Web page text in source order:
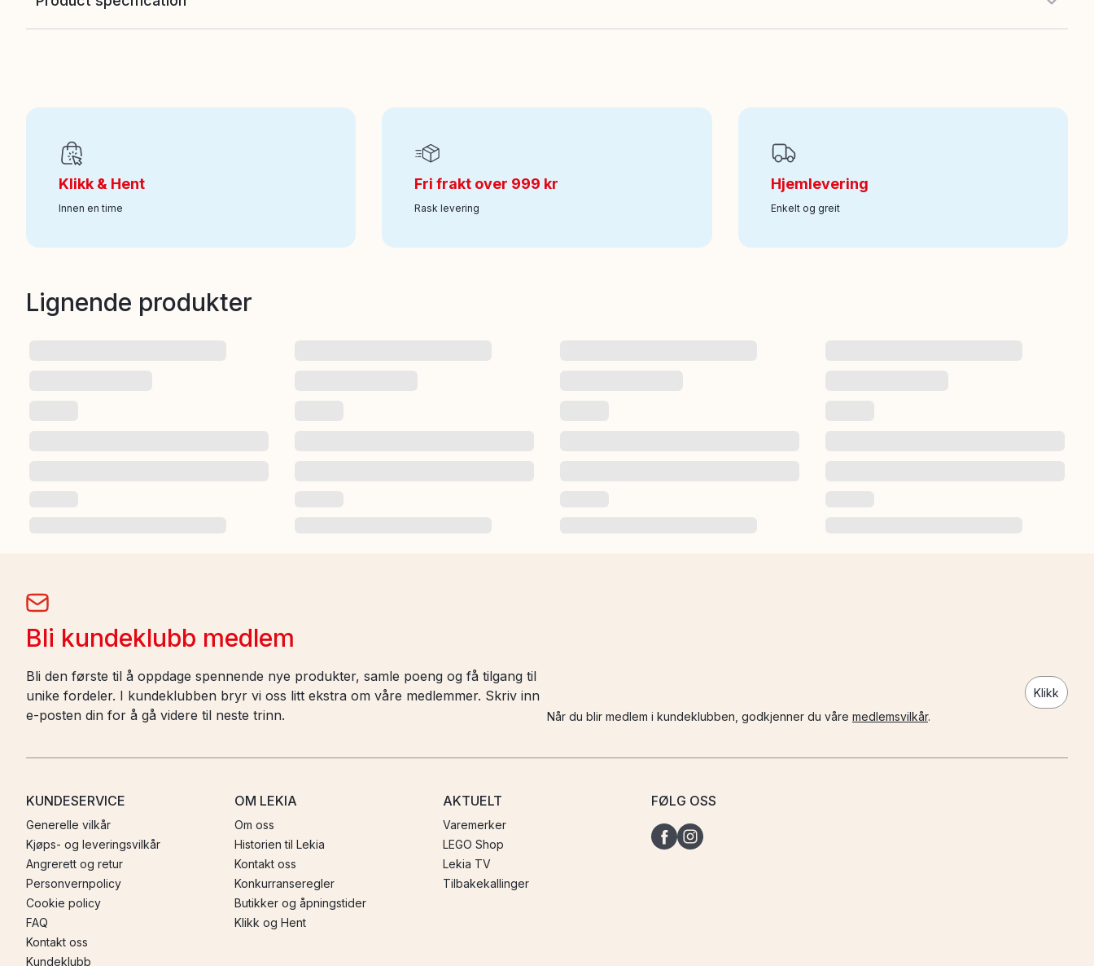
Art nr:100-12108767
Klikk & Hent
Innen en time
Fri frakt over 999 kr
Rask levering
Hjemlevering
Enkelt og greit
Lignende produkter
Bli kundeklubb medlem
Bli den første til å oppdage spennende nye produkter, samle poeng og få tilgang til
unike fordeler. I kundeklubben bryr vi oss litt ekstra om våre medlemmer. Skriv inn
e-posten din for å gå videre til neste trinn.
Klikk
Når du blir medlem i kundeklubben, godkjenner du våre medlemsvilkår.
KUNDESERVICE
Generelle vilkår
Kjøps- og leveringsvilkår
Angrerett og retur
Personvernpolicy
Cookie policy
FAQ
Kontakt oss
Kundeklubb
OM LEKIA
Om oss
Historien til Lekia
Kontakt oss
Konkurranseregler
Butikker og åpningstider
Klikk og Hent
AKTUELT
Varemerker
LEGO Shop
Lekia TV
Tilbakekallinger
FØLG OSS